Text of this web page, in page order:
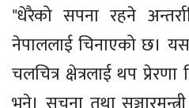
"धेरैको सपना रहने
नेपाललाई चिनाएको छ।
चलचित्र क्षेत्रलाई थप